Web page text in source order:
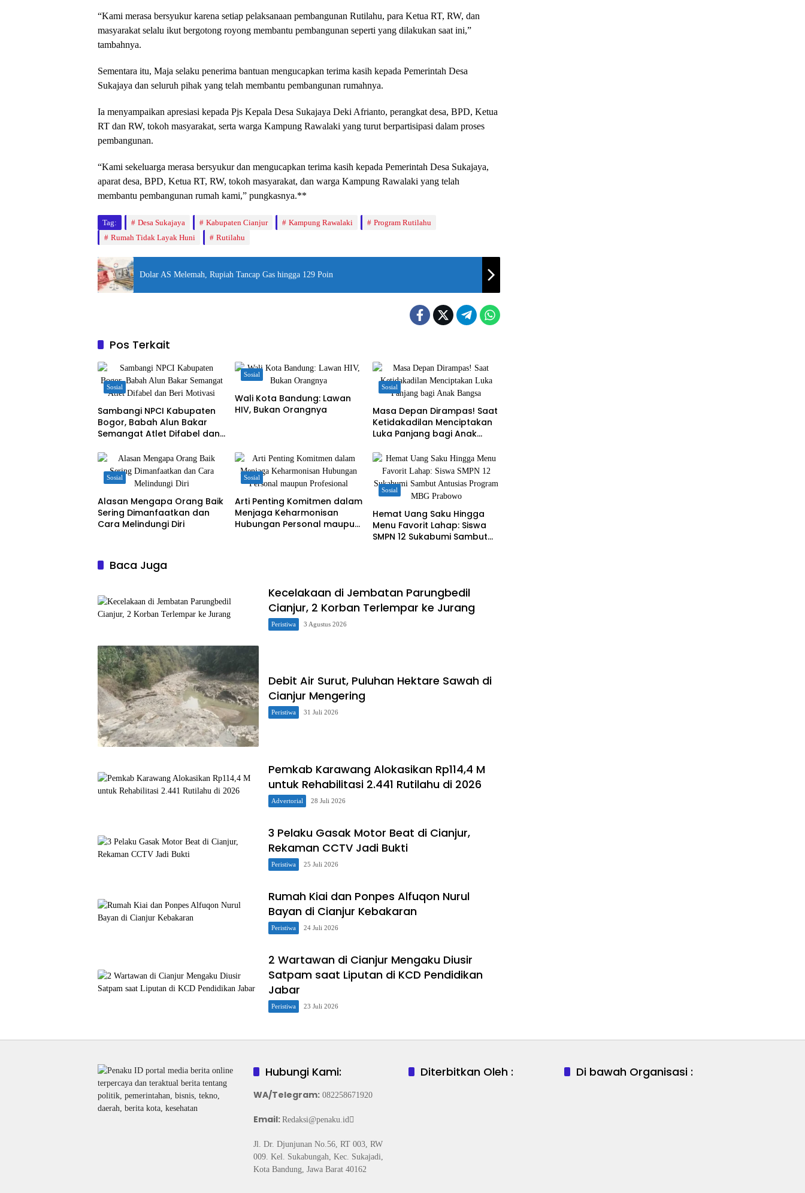
“Kami merasa bersyukur karena setiap pelaksanaan pembangunan Rutilahu, para Ketua RT, RW, dan
masyarakat selalu ikut bergotong royong membantu pembangunan seperti yang dilakukan saat ini,”
tambahnya.
Sementara itu, Maja selaku penerima bantuan mengucapkan terima kasih kepada Pemerintah Desa
Sukajaya dan seluruh pihak yang telah membantu pembangunan rumahnya.
Ia menyampaikan apresiasi kepada Pjs Kepala Desa Sukajaya Deki Afrianto, perangkat desa, BPD, Ketua
RT dan RW, tokoh masyarakat, serta warga Kampung Rawalaki yang turut berpartisipasi dalam proses
pembangunan.
“Kami sekeluarga merasa bersyukur dan mengucapkan terima kasih kepada Pemerintah Desa Sukajaya,
aparat desa, BPD, Ketua RT, RW, tokoh masyarakat, dan warga Kampung Rawalaki yang telah
membantu pembangunan rumah kami,” pungkasnya.**
Tag: Desa Sukajaya Kabupaten Cianjur Kampung Rawalaki
Program Rutilahu
Rumah Tidak Layak Huni
Rutilahu
Dolar AS Melemah, Rupiah Tancap Gas hingga 129 Poin
Pos Terkait
Sosial
Sambangi NPCI Kabupaten
Bogor, Babah Alun Bakar
Semangat Atlet Difabel dan
Sosial
Wali Kota Bandung: Lawan
HIV, Bukan Orangnya
Sosial
Masa Depan Dirampas! Saat
Ketidakadilan Menciptakan
Luka Panjang bagi Anak
Sosial
Alasan Mengapa Orang Baik
Sering Dimanfaatkan dan
Cara Melindungi Diri
Sosial
Arti Penting Komitmen dalam
Menjaga Keharmonisan
Hubungan Personal maupun
Sosial
Hemat Uang Saku Hingga
Menu Favorit Lahap: Siswa
SMPN 12 Sukabumi Sambut
Baca Juga
Kecelakaan di Jembatan Parungbedil
Cianjur, 2 Korban Terlempar ke Jurang
Peristiwa 3 Agustus 2026
Debit Air Surut, Puluhan Hektare Sawah di
Cianjur Mengering
Peristiwa 31 Juli 2026
Pemkab Karawang Alokasikan Rp114,4 M
untuk Rehabilitasi 2.441 Rutilahu di 2026
Advertorial 28 Juli 2026
3 Pelaku Gasak Motor Beat di Cianjur,
Rekaman CCTV Jadi Bukti
Peristiwa 25 Juli 2026
Rumah Kiai dan Ponpes Alfuqon Nurul
Bayan di Cianjur Kebakaran
Peristiwa 24 Juli 2026
2 Wartawan di Cianjur Mengaku Diusir
Satpam saat Liputan di KCD Pendidikan
Jabar
Peristiwa 23 Juli 2026
Hubungi Kami:
WA/Telegram:082258671920
Email: Redaksi@penaku.id
Jl. Dr. Djunjunan No.56, RT 003, RW
009. Kel. Sukabungah, Kec. Sukajadi,
Kota Bandung, Jawa Barat 40162
Diterbitkan Oleh : Di bawah Organisasi :